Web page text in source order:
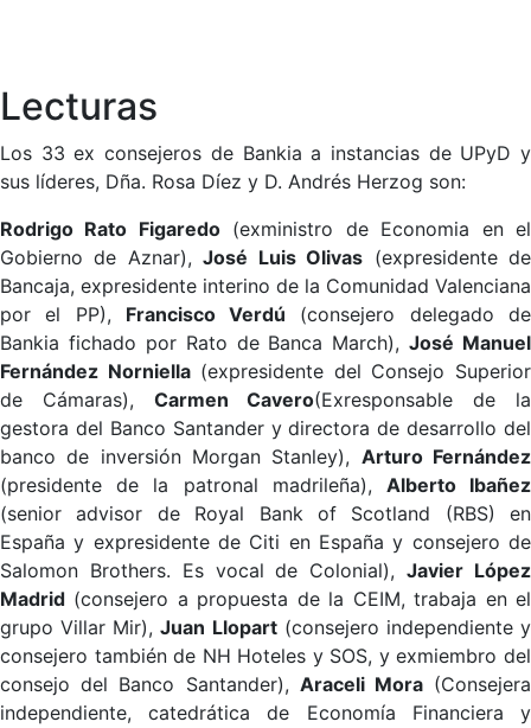
Lecturas
Los 33 ex consejeros de Bankia a instancias de UPyD y
sus líderes, Dña. Rosa Díez y D. Andrés Herzog son:
Rodrigo Rato Figaredo(exministro de Economia en el
Gobierno de Aznar),José Luis Olivas (expresidente de
Bancaja, expresidente interino de la Comunidad Valenciana
por el PP), Francisco Verdú (consejero delegado de
Bankia fichado por Rato de Banca March),José Manuel
Fernández Norniella(expresidente del Consejo Superior
de Cámaras), Carmen Cavero(Exresponsable de la
gestora del Banco Santander y directora de desarrollo del
banco de inversión Morgan Stanley), Arturo Fernández
(presidente de la patronal madrileña), Alberto Ibañez
(senior advisor de Royal Bank of Scotland (RBS) en
España y expresidente de Citi en España y consejero de
Salomon Brothers. Es vocal de Colonial),Javier López
Madrid (consejero a propuesta de la CEIM, trabaja en el
grupo Villar Mir),Juan Llopart(consejero independiente y
consejero también de NH Hoteles y SOS, y exmiembro del
consejo del Banco Santander), Araceli Mora(Consejera
independiente, catedrática de Economía Financiera y